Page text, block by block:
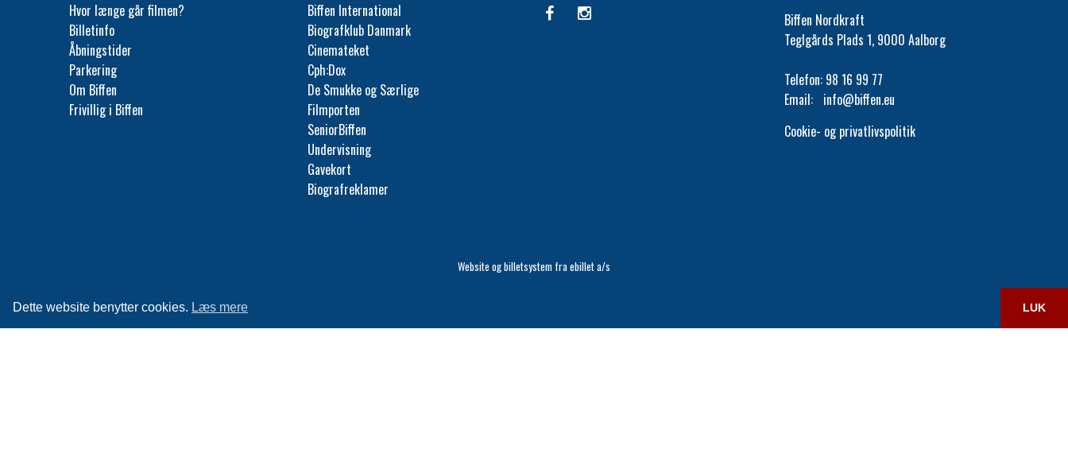
Dette website benytter cookies. Læs mere LUK
Hvor længe går filmen?
Billetinfo
Åbningstider
Parkering
Om Biffen
Frivillig i Biffen
Biffen International
Biografklub Danmark
Cinemateket
Cph:Dox
De Smukke og Særlige
Filmporten
SeniorBiffen
Undervisning
Gavekort
Biografreklamer
Biffen Nordkraft
Teglgårds Plads 1, 9000 Aalborg
Telefon: 98 16 99 77
Email: info@biffen.eu
Cookie- og privatlivspolitik
Website og billetsystem fra ebillet a/s